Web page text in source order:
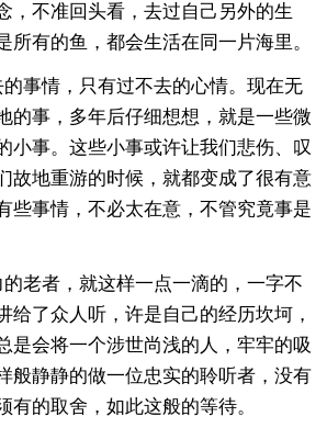
，不准回头看，去过自己另外的生
所有的鱼，都会生活在同一片海里。
事情，只有过不去的心情。现在无
的事，多年后仔细想想，就是一些微
小事。这些小事或许让我们悲伤、叹
故地重游的时候，就都变成了很有意
些事情，不必太在意，不管究竟事是
老者，就这样一点一滴的，一字不
给了众人听，许是自己的经历坎坷，
是会将一个涉世尚浅的人，牢牢的吸
般静静的做一位忠实的聆听者，没有
有的取舍，如此这般的等待。